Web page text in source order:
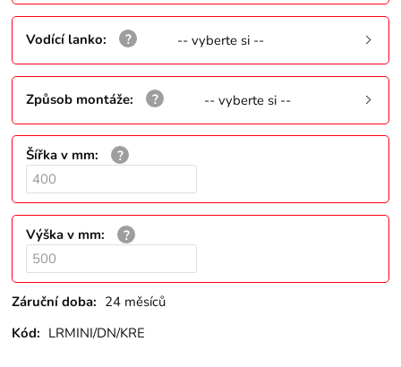
Vodící lanko: -- vyberte si --
Způsob montáže: -- vyberte si --
Šířka v mm:
Výška v mm:
Záruční doba: 24 měsíců
Kód: LRMINI/DN/KRE